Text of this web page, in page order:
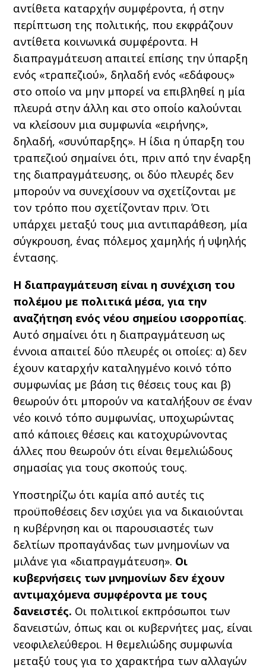
αντίθετα καταρχήν συμφέροντα, ή στην
περίπτωση της πολιτικής, που εκφράζουν
αντίθετα κοινωνικά συμφέροντα. Η
διαπραγμάτευση απαιτεί επίσης την ύπαρξη
ενός «τραπεζιού», δηλαδή ενός «εδάφους»
στο οποίο να μην μπορεί να επιβληθεί η μία
πλευρά στην άλλη και στο οποίο καλούνται
να κλείσουν μια συμφωνία «ειρήνης»,
δηλαδή, «συνύπαρξης». Η ίδια η ύπαρξη του
τραπεζιού σημαίνει ότι, πριν από την έναρξη
της διαπραγμάτευσης, οι δύο πλευρές δεν
μπορούν να συνεχίσουν να σχετίζονται με
τον τρόπο που σχετίζονταν πριν. Ότι
υπάρχει μεταξύ τους μια αντιπαράθεση, μία
σύγκρουση, ένας πόλεμος χαμηλής ή υψηλής
έντασης.
Η διαπραγμάτευση είναι η συνέχιση του
πολέμου με πολιτικά μέσα, για την
αναζήτηση ενός νέου σημείου ισορροπίας.
Αυτό σημαίνει ότι η διαπραγμάτευση ως
έννοια απαιτεί δύο πλευρές οι οποίες: α) δεν
έχουν καταρχήν καταληγμένο κοινό τόπο
συμφωνίας με βάση τις θέσεις τους και β)
θεωρούν ότι μπορούν να καταλήξουν σε έναν
νέο κοινό τόπο συμφωνίας, υποχωρώντας
από κάποιες θέσεις και κατοχυρώνοντας
άλλες που θεωρούν ότι είναι θεμελιώδους
σημασίας για τους σκοπούς τους.
Υποστηρίζω ότι καμία από αυτές τις
προϋποθέσεις δεν ισχύει για να δικαιούνται
η κυβέρνηση και οι παρουσιαστές των
δελτίων προπαγάνδας των μνημονίων να
μιλάνε για «διαπραγμάτευση». Οι
κυβερνήσεις των μνημονίων δεν έχουν
αντιμαχόμενα συμφέροντα με τους
δανειστές. Οι πολιτικοί εκπρόσωποι των
δανειστών, όπως και οι κυβερνήτες μας, είναι
νεοφιλελεύθεροι. Η θεμελιώδης συμφωνία
μεταξύ τους για το χαρακτήρα των αλλαγών